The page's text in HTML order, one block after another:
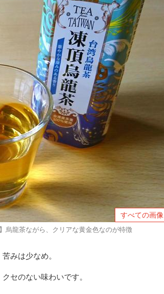
すべての画像
烏龍茶ながら、クリアな黄金色なのが特徴
みは少なめ。
セのない味わいです。